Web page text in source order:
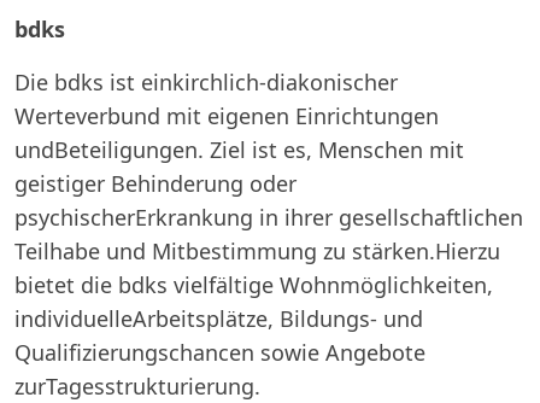
bdks
Die bdks ist einkirchlich-diakonischer
Werteverbund mit eigenen Einrichtungen
undBeteiligungen. Ziel ist es, Menschen mit
geistiger Behinderung oder
psychischerErkrankung in ihrer gesellschaftlichen
Teilhabe und Mitbestimmung zu stärken.Hierzu
bietet die bdks vielfältige Wohnmöglichkeiten,
individuelleArbeitsplätze, Bildungs- und
Qualifizierungschancen sowie Angebote
zurTagesstrukturierung.